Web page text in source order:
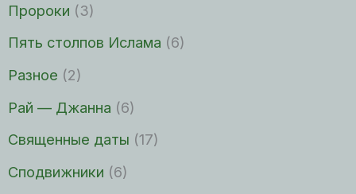
Пророки (3)
Пять столпов Ислама (6)
Разное (2)
Рай — Джанна (6)
Священные даты (17)
Сподвижники (6)